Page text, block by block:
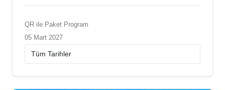
QR ile Paket Program
05 Mart 2027